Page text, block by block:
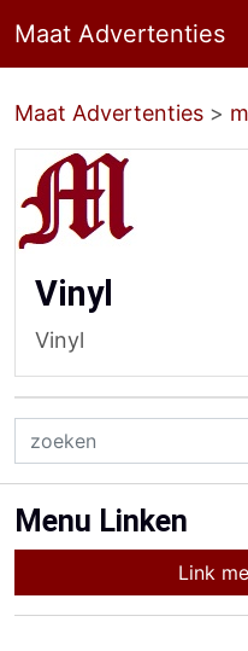
Maat Advertenties
Maat Advertenties >
Vinyl
Vinyl
Menu Linken
Link